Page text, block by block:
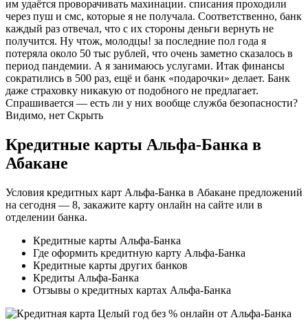
им удаётся проворачивать махинации. списания проходили
через пуш и смс, которые я не получала. Соответственно, банк
каждый раз отвечал, что с их стороны деньги вернуть не
получится. Ну чтож, молодцы! за последние пол года я
потеряла около 50 тыс рублей, что очень заметно сказалось в
период пандемии. А я занимаюсь услугами. Итак финансы
сократились в 500 раз, ещё и банк «подарочки» делает. Банк
даже страховку никакую от подобного не предлагает.
Спрашивается — есть ли у них вообще служба безопасности?
Видимо, нет Скрыть
Кредитные карты Альфа-Банка в
Абакане
Условия кредитных карт Альфа-Банка в Абакане предложений
на сегодня — 8, закажите карту онлайн на сайте или в
отделении банка.
Кредитные карты Альфа-Банка
Где оформить кредитную карту Альфа-Банка
Кредитные карты других банков
Кредиты Альфа-Банка
Отзывы о кредитных картах Альфа-Банка